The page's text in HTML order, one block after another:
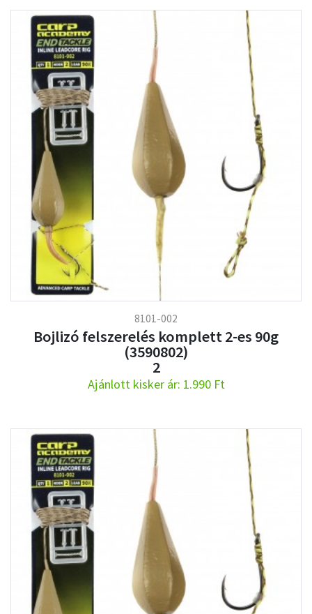
8101-002
Bojlizó felszerelés komplett 2-es 90g
(3590802)
2
Ajánlott kisker ár: 1.990 Ft